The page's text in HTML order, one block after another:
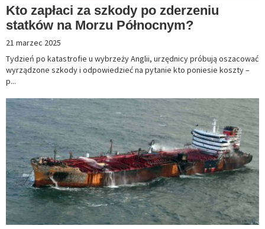
Kto zapłaci za szkody po zderzeniu
statków na Morzu Północnym?
21 marzec 2025
Tydzień po katastrofie u wybrzeży Anglii, urzędnicy próbują oszacować
wyrządzone szkody i odpowiedzieć na pytanie kto poniesie koszty –
p...